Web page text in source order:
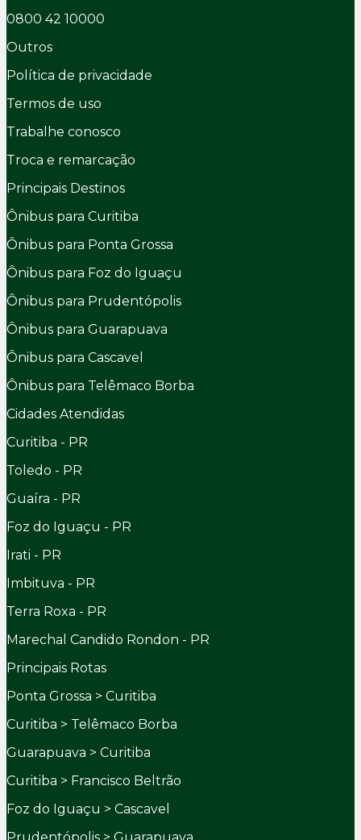
0800 42 10000
Outros
Política de privacidade
Termos de uso
Trabalhe conosco
Troca e remarcação
Principais Destinos
Ônibus para Curitiba
Ônibus para Ponta Grossa
Ônibus para Foz do Iguaçu
Ônibus para Prudentópolis
Ônibus para Guarapuava
Ônibus para Cascavel
Ônibus para Telêmaco Borba
Cidades Atendidas
Curitiba - PR
Toledo - PR
Guaíra - PR
Foz do Iguaçu - PR
Irati - PR
Imbituva - PR
Terra Roxa - PR
Marechal Candido Rondon - PR
Principais Rotas
Ponta Grossa > Curitiba
Curitiba > Telêmaco Borba
Guarapuava > Curitiba
Curitiba > Francisco Beltrão
Foz do Iguaçu > Cascavel